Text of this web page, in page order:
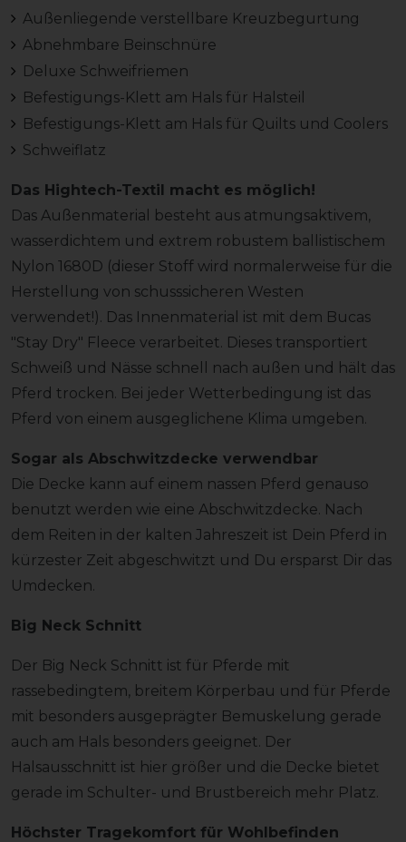
Außenliegende verstellbare Kreuzbegurtung
Abnehmbare Beinschnüre
Deluxe Schweifriemen
Befestigungs-Klett am Hals für Halsteil
Befestigungs-Klett am Hals für Quilts und Coolers
Schweiflatz
Das Hightech-Textil macht es möglich!
Das Außenmaterial besteht aus atmungsaktivem,
wasserdichtem und extrem robustem ballistischem
Nylon 1680D (dieser Stoff wird normalerweise für die
Herstellung von schusssicheren Westen
verwendet!). Das Innenmaterial ist mit dem Bucas
"Stay Dry" Fleece verarbeitet. Dieses transportiert
Schweiß und Nässe schnell nach außen und hält das
Pferd trocken. Bei jeder Wetterbedingung ist das
Pferd von einem ausgeglichene Klima umgeben.
Sogar als Abschwitzdecke verwendbar
Die Decke kann auf einem nassen Pferd genauso
benutzt werden wie eine Abschwitzdecke. Nach
dem Reiten in der kalten Jahreszeit ist Dein Pferd in
kürzester Zeit abgeschwitzt und Du ersparst Dir das
Umdecken.
Big Neck Schnitt
Der Big Neck Schnitt ist für Pferde mit
rassebedingtem, breitem Körperbau und für Pferde
mit besonders ausgeprägter Bemuskelung gerade
auch am Hals besonders geeignet. Der
Halsausschnitt ist hier größer und die Decke bietet
gerade im Schulter- und Brustbereich mehr Platz.
Höchster Tragekomfort für Wohlbefinden